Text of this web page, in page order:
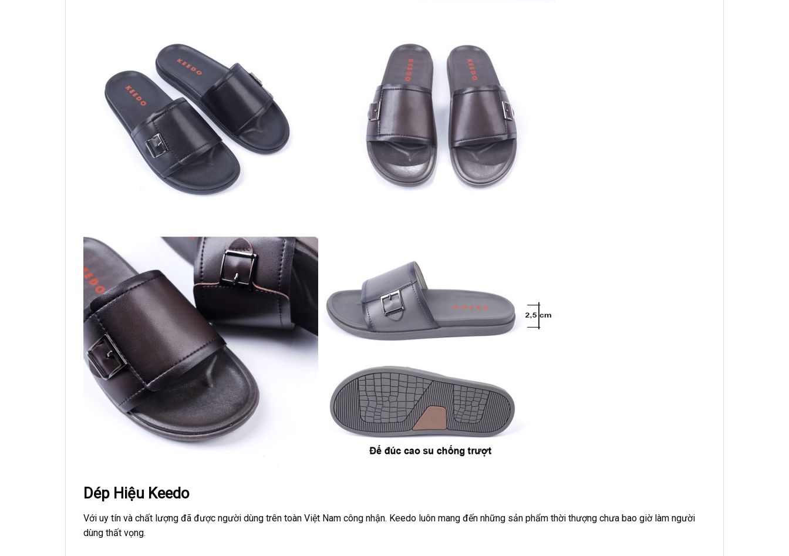
Dép Hiệu Keedo
Với uy tín và chất lượng đã được người dùng trên toàn Việt Nam công nhận. Keedo luôn mang đến những sản phẩm thời thượng chưa bao giờ làm người
dùng thất vọng.